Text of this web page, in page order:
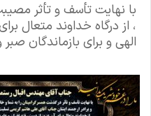
با نهایت تأسف و تأثر
، از درگاه خداوند متعال
الهی و برای بازماندگان